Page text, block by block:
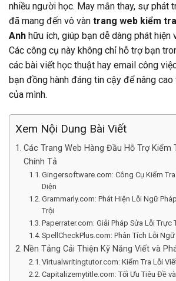
nhiều người học. May mắn thay, sự phát
đã mang đến vô vàn trang web kiểm
Anh hữu ích, giúp bạn dễ dàng phát hiện
Các công cụ này không chỉ hỗ trợ bạn
các bài viết học thuật hay email công
bạn đồng hành đáng tin cậy để nâng
của mình.
Xem Nội Dung Bài Viết
Các Trang Web Hàng Đầu Hỗ Trợ Kiểm
Chính Tả
Gingersoftware.com: Công Cụ Kiểm
Diện
Grammarly.com: Phát Hiện Lỗi Ngữ
Trội
Paperrater.com: Giải Pháp Sửa Lỗi Trực
SpellCheckPlus.com: Phân Tích Lỗi
Nền Tảng Cải Thiện Kỹ Năng Viết và
Virtualwritingtutor.com: Kiểm Tra Lỗi
Capitalizemytitle.com: Tối Ưu Tiêu Đề